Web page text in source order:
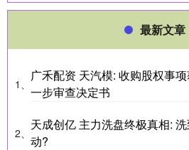
最新文章
1、
广禾配资 天汽模: 收购股权事
一步审查决定书
2、
天成创亿 主力洗盘终极真相:
动?